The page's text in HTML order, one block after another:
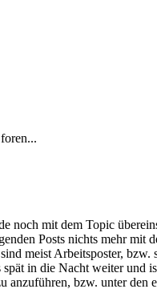
noch mit dem Topic
Posts nichts mehr
meist Arbeitsposter,
in die Nacht weiter
anzuführen, bzw. unter den